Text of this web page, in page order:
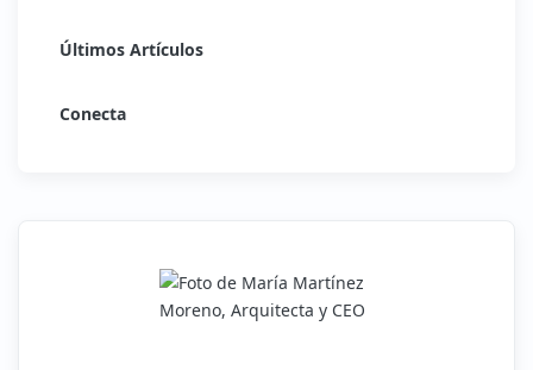
Últimos Artículos
Conecta